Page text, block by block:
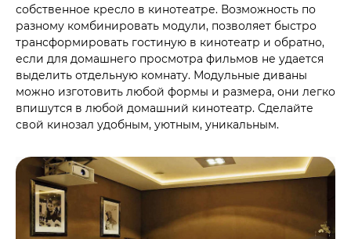
собственное кресло в кинотеатре. Возможность по
разному комбинировать модули, позволяет быстро
трансформировать гостиную в кинотеатр и обратно,
если для домашнего просмотра фильмов не удается
выделить отдельную комнату. Модульные диваны
можно изготовить любой формы и размера, они легко
впишутся в любой домашний кинотеатр. Сделайте
свой кинозал удобным, уютным, уникальным.